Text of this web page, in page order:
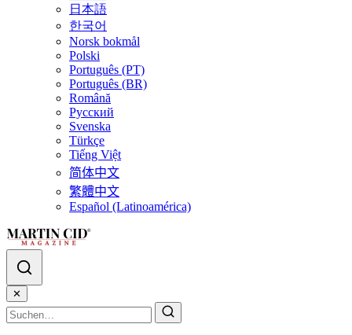
日本語
한국어
Norsk bokmål
Polski
Português (PT)
Português (BR)
Română
Русский
Svenska
Türkçe
Tiếng Việt
简体中文
繁體中文
Español (Latinoamérica)
✕